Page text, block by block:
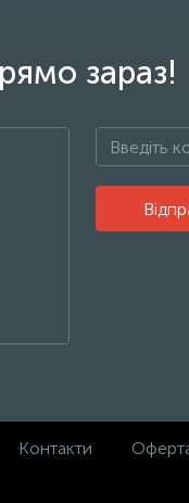
зараз!
Контакти